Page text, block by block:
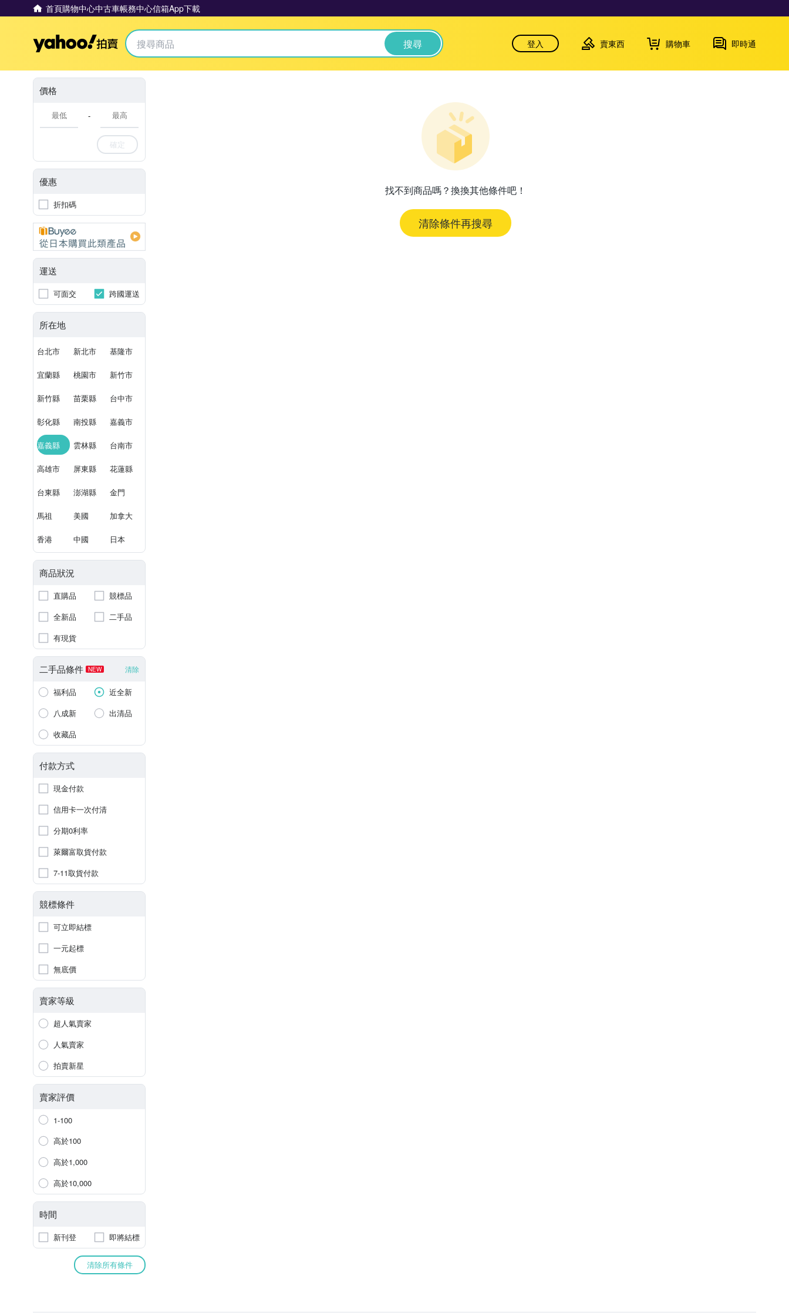
首頁購物中心中古車帳務中心信箱App下載
Yahoo拍賣 搜尋 登入 賣東西 購物車 即時通
價格
-
確定
優惠
折扣碼
運送
可面交 跨國運送
所在地
台北市 新北市 基隆市
宜蘭縣 桃園市 新竹市
新竹縣 苗栗縣 台中市
彰化縣 南投縣 嘉義市
嘉義縣 雲林縣 台南市
高雄市 屏東縣 花蓮縣
台東縣 澎湖縣 金門
馬祖 美國 加拿大
香港 中國 日本
商品狀況
直購品
競標品
全新品
二手品
有現貨
二手品條件 NEW 清除
福利品
近全新
八成新
出清品
收藏品
付款方式
現金付款
信用卡一次付清
分期0利率
萊爾富取貨付款
7-11取貨付款
競標條件
可立即結標
一元起標
無底價
賣家等級
超人氣賣家
人氣賣家
拍賣新星
賣家評價
1-100
高於100
高於1,000
高於10,000
時間
新刊登 即將結標
清除所有條件
找不到商品嗎？換換其他條件吧！
清除條件再搜尋